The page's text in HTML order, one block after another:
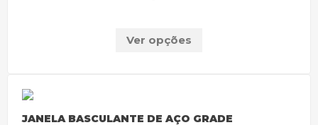
Ver opções
JANELA BASCULANTE DE AÇO GRADE